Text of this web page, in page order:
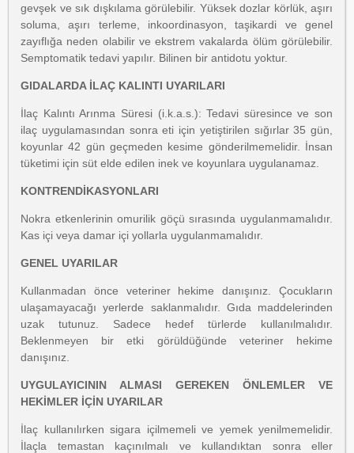
gevşek ve sık dışkılama görülebilir. Yüksek dozlar körlük, aşırı
soluma, aşırı terleme, inkoordinasyon, taşikardi ve genel
zayıflığa neden olabilir ve ekstrem vakalarda ölüm görülebilir.
Semptomatik tedavi yapılır. Bilinen bir antidotu yoktur.
GIDALARDA İLAÇ KALINTI UYARILARI
İlaç Kalıntı Arınma Süresi (i.k.a.s.): Tedavi süresince ve son
ilaç uygulamasından sonra eti için yetiştirilen sığırlar 35 gün,
koyunlar 42 gün geçmeden kesime gönderilmemelidir. İnsan
tüketimi için süt elde edilen inek ve koyunlara uygulanamaz.
KONTRENDİKASYONLARI
Nokra etkenlerinin omurilik göçü sırasında uygulanmamalıdır.
Kas içi veya damar içi yollarla uygulanmamalıdır.
GENEL UYARILAR
Kullanmadan önce veteriner hekime danışınız. Çocukların
ulaşamayacağı yerlerde saklanmalıdır. Gıda maddelerinden
uzak tutunuz. Sadece hedef türlerde kullanılmalıdır.
Beklenmeyen bir etki görüldüğünde veteriner hekime
danışınız.
UYGULAYICININ ALMASI GEREKEN ÖNLEMLER VE
HEKİMLER İÇİN UYARILAR
İlaç kullanılırken sigara içilmemeli ve yemek yenilmemelidir.
İlaçla temastan kaçınılmalı ve kullandıktan sonra eller